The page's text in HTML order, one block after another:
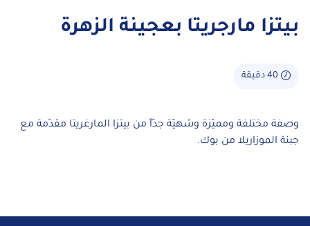
بيتزا مارجريتا بعجينة الزهرة
40 دقيقة
وصفة مختلفة ومميّزة وشهيّة جدّاً من بيتزا المارغريتا مقدّمة مع
جبنة الموزاريلا من بوك.